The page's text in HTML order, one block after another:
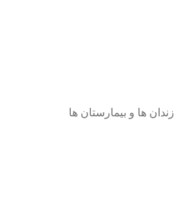
ها و بیمارستان ها